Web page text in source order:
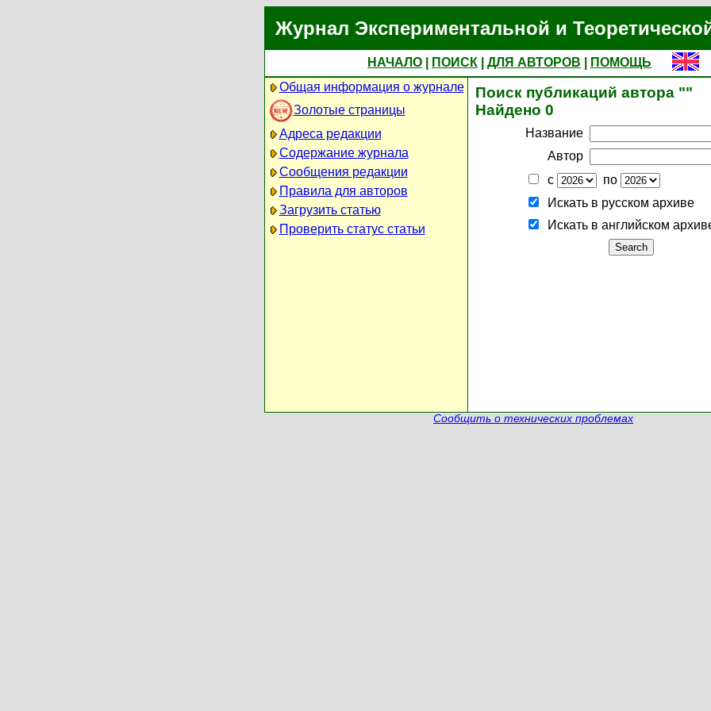
Журнал Экспериментальной и
НАЧАЛО ПОИСК ДЛЯ АВТОРОВ
ПОМОЩЬ
Общая информация о журнале
Золотые страницы
Адреса редакции
Содержание журнала
Сообщения редакции
Правила для авторов
Загрузить статью
Проверить статус статьи
Поиск публикаций автора ""
Найдено 0
Название
Автор
с
по
Искать в русском архиве
Искать в английском
Сообщить о технических проблемах